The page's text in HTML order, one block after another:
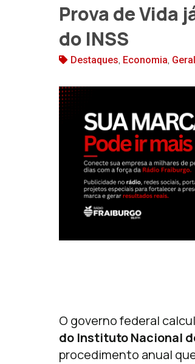
Prova de Vida
do INSS
Destaques, Economia, Geral
O governo federal
do Instituto Nacional
procedimento anual